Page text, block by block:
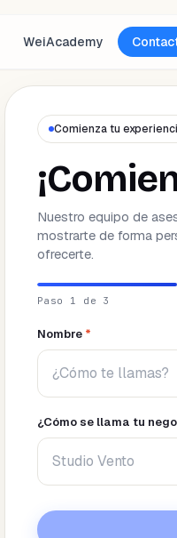
WeiAcademy
Comienza tu
Nuestro equipo de
mostrarte de forma
ofrecerte.
Paso 1 de 3
Nombre *
¿Cómo se llama tu